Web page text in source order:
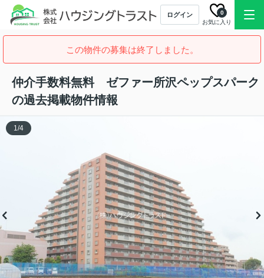
ログイン
お気に入り
0
この物件の募集は終了しました。
仲介手数料無料 ゼファー所沢ペップスパーク
の過去掲載物件情報
1/4